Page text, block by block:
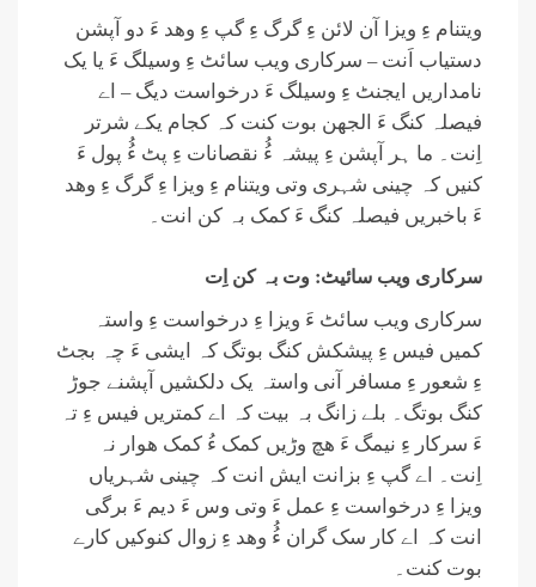
ویتنام ءِ ویزا آن لائن ءِ گرگ ءِ گپ ءِ وھد ءَ دو آپشن
دستیاب اَنت – سرکاری ویب سائٹ ءِ وسیلگ ءَ یا یک
نامداریں ایجنٹ ءِ وسیلگ ءَ درخواست دیگ – اے
فیصلہ کنگ ءَ الجھن بوت کنت کہ کجام یکے شرتر
اِنت۔ ما ہر آپشن ءِ پیشہ ءُُ نقصانات ءِ پٹ ءُُ پول ءَ
کنیں کہ چینی شہری وتی ویتنام ءِ ویزا ءِ گرگ ءِ وھد
ءَ باخبریں فیصلہ کنگ ءَ کمک بہ کن انت۔
سرکاری ویب سائیٹ: وت بہ کن اِت
سرکاری ویب سائٹ ءَ ویزا ءِ درخواست ءِ واستہ
کمیں فیس ءِ پیشکش کنگ بوتگ کہ ایشی ءَ چہ بجٹ
ءِ شعور ءِ مسافر آنی واستہ یک دلکشیں آپشنے جوڑ
کنگ بوتگ۔ بلے زانگ بہ بیت کہ اے کمتریں فیس ءِ تہ
ءَ سرکار ءِ نیمگ ءَ ھچ وڑیں کمک ءُ کمک ھوار نہ
اِنت۔ اے گپ ءِ بزانت ایش انت کہ چینی شہریاں
ویزا ءِ درخواست ءِ عمل ءَ وتی وس ءَ دیم ءَ برگی
انت کہ اے کار سک گران ءُُ وھد ءِ زوال کنوکیں کارے
بوت کنت۔